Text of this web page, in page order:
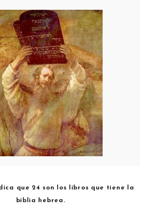
que 24 son los libros que tiene la
biblia hebrea.